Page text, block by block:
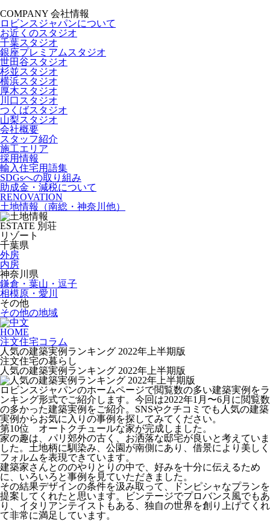
COMPANY 会社情報
ロビンスジャパンについて
お近くのスタジオ
千葉スタジオ
銀座プレミアムスタジオ
世田谷スタジオ
杉並スタジオ
横浜スタジオ
厚木スタジオ
川口スタジオ
つくばスタジオ
山梨スタジオ
会社概要
スタッフ紹介
施工エリア
採用情報
輸入住宅用語集
SDGsへの取り組み
助成金・減税について
RENOVATION
土地情報
（南総・神奈川他）
ESTATE 別荘
リゾート
千葉県
外房
内房
神奈川県
鎌倉・葉山・逗子
相模原・愛川
その他
その他の地域
HOME
注文住宅コラム
人気の建築実例ランキング 2022年上半期版
注文住宅の暮らし
人気の建築実例ランキング 2022年上半期版
ロビンスジャパンのホームページで閲覧数の多い建築実例をラ
ンキング形式でご紹介します。今回は2022年1月〜6月に閲覧数
の多かった建築実例をご紹介。SNSやクチコミでも人気の建築
実例からお気に入りの事例を探してみてください。
第10位 オートクチュールな家が完成しました。
家の趣は、パリ郊外の古く、お洒落な邸宅が良いと考えていま
した。土地柄に馴染み、公園が南側にあり、借景により美しく
フォルムを表現できています。
建築家さんとののやりとりの中で、好みを十分に伝えるため
に、いろいろと事例を見ていただきました。
その結果デザインの条件を汲み取って、ドンピシャなプランを
提案してくれたと思います。ビンテージでプロバンス風でもあ
り、イタリアンテイストもある、独自の世界を創り上げてくれ
て非常に満足しています。